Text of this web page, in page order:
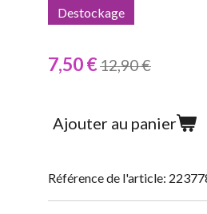
Destockage
7,50 €12,90 €
Ajouter au panier
Référence de l'article: